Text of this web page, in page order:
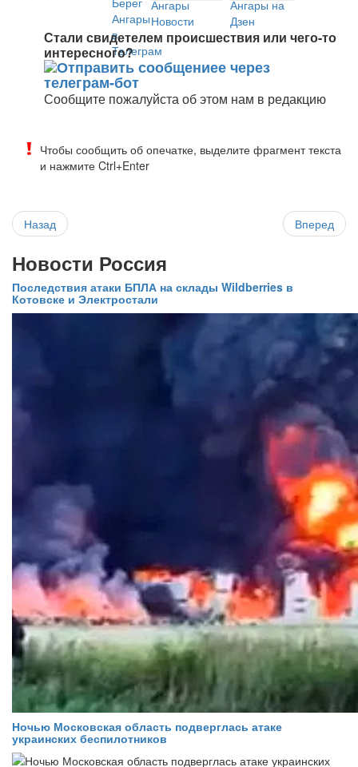
Стали свидетелем происшествия или чего-то
интересного?
Сообщите пожалуйста об этом нам в редакцию
Чтобы сообщить об опечатке, выделите фрагмент текста
и нажмите Ctrl+Enter
Назад Вперед
Новости Россия
Последствия атаки БПЛА на склады Wildberries в
Котовске и Электростали
Ночью Московская область подверглась атаке
украинских беспилотников